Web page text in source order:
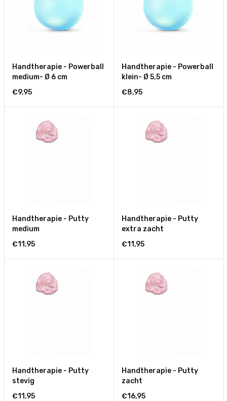
Handtherapie - Powerball
medium- Ø 6 cm
€9,95
Handtherapie - Powerball
klein- Ø 5,5 cm
€8,95
Handtherapie - Putty
medium
€11,95
Handtherapie - Putty
extra zacht
€11,95
Handtherapie - Putty
stevig
€11,95
Handtherapie - Putty
zacht
€16,95